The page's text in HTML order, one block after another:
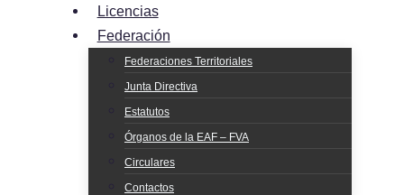
Licencias
Federación
Federaciones Territoriales
Junta Directiva
Estatutos
Órganos de la EAF – FVA
Circulares
Contactos